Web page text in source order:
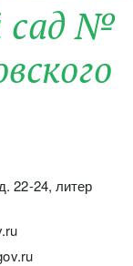
сад №
22-24, литер